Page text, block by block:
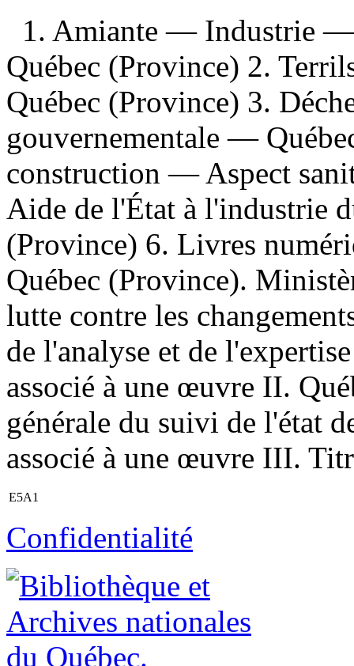
1. Amiante — Industrie
Québec (Province) 2.
Québec (Province) 3.
gouvernementale —
construction — Aspect
Aide de l'État à l'industrie
(Province) 6. Livres
Québec (Province).
lutte contre les
de l'analyse et de
associé à une œuvre II.
générale du suivi de l'état
associé à une œuvre III.
E5A1
Confidentialité